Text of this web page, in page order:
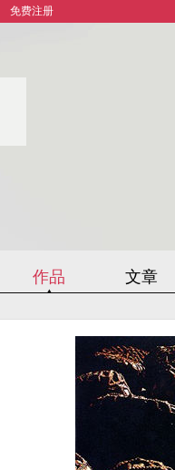
免费注册
作品 文章